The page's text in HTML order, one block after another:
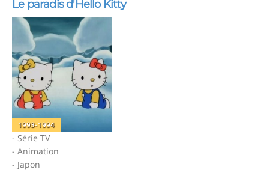
Le paradis d'Hello Kitty
1993-1994
- Série TV
- Animation
- Japon